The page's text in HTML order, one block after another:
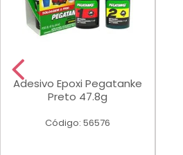
Adesivo Epoxi Pegatanke
Preto 47.8g
Código: 56576